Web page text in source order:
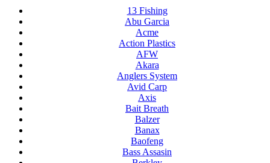
13 Fishing
Abu Garcia
Acme
Action Plastics
AFW
Akara
Anglers System
Avid Carp
Axis
Bait Breath
Balzer
Banax
Baofeng
Bass Assasin